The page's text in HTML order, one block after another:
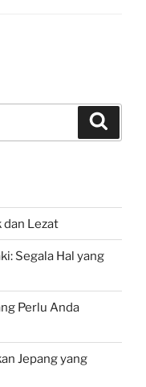
dan Lezat
Segala Hal yang
Perlu Anda
Jepang yang